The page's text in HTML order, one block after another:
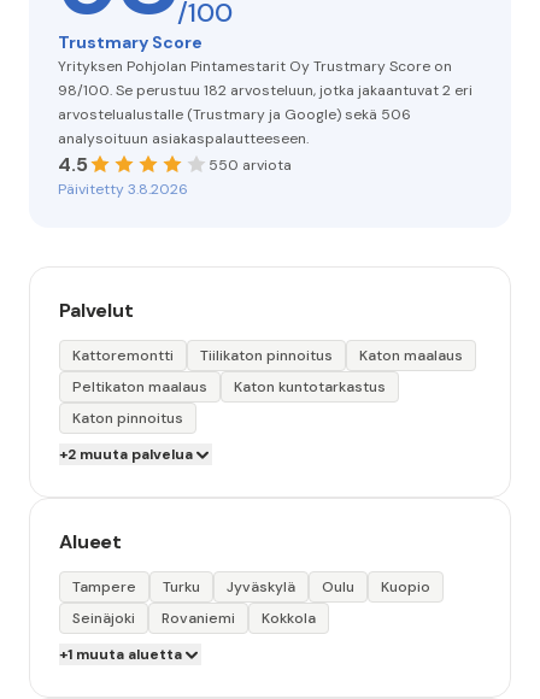
/100
Trustmary Score
Yrityksen Pohjolan Pintamestarit Oy Trustmary Score on
98/100. Se perustuu 182 arvosteluun, jotka jakaantuvat 2 eri
arvostelualustalle (Trustmary ja Google) sekä 506
analysoituun asiakaspalautteeseen.
4.5
550 arviota
Päivitetty 3.8.2026
Palvelut
Kattoremontti Tiilikaton pinnoitus
Katon maalaus
Peltikaton maalaus
Katon kuntotarkastus
Katon pinnoitus
+2 muuta palvelua
Alueet
Tampere Turku Jyväskylä Oulu
Kuopio
Seinäjoki
Rovaniemi
Kokkola
+1 muuta aluetta